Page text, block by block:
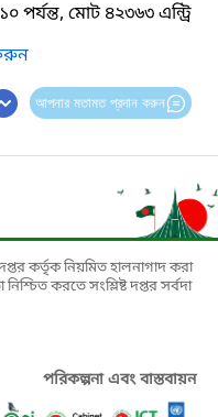
পর্যন্ত, মোট ৪২৩৬৩ এন্ট্রি
আপনার মতামত প্রদান করুন
কর্তৃক নিয়মিত হালনাগাদ করা
করতে সংশ্লিষ্ট দপ্তর সর্বদা
পরিকল্পনা এবং বাস্তবায়ন